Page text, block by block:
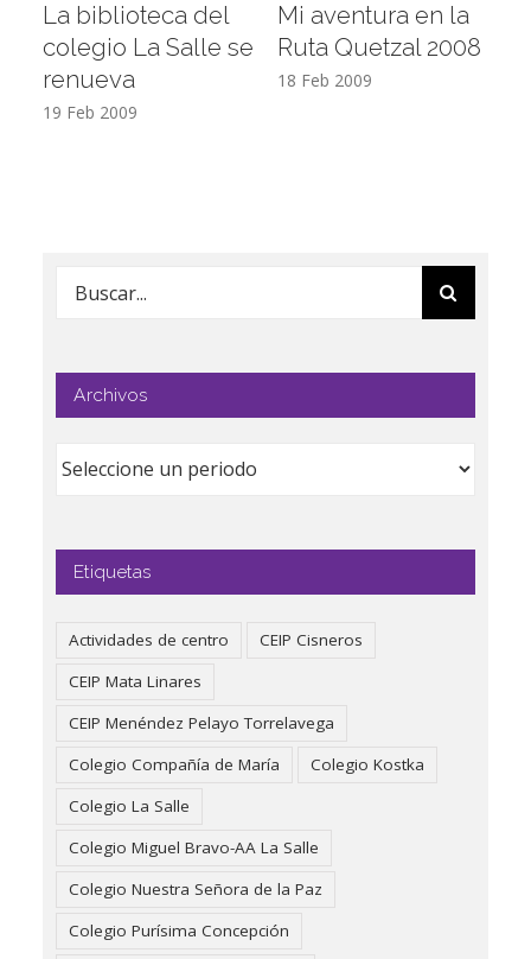
La biblioteca del
colegio La Salle se
renueva
19 Feb 2009
Mi aventura en la
Ruta Quetzal 2008
18 Feb 2009
Buscar:
Archivos
Etiquetas
Actividades de centro
CEIP Cisneros
CEIP Mata Linares
CEIP Menéndez Pelayo Torrelavega
Colegio Compañía de María
Colegio Kostka
Colegio La Salle
Colegio Miguel Bravo-AA La Salle
Colegio Nuestra Señora de la Paz
Colegio Purísima Concepción